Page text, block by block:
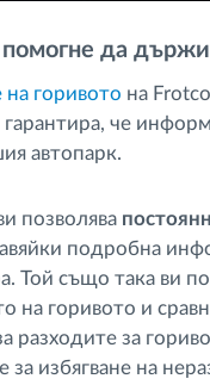
да
на горивото на
че
автопарк.
позволява
подробна
Той също така ви
на горивото и
разходите за
избягване на